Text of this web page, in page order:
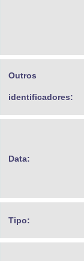
Outros
identificadores:
Data:
Tipo: